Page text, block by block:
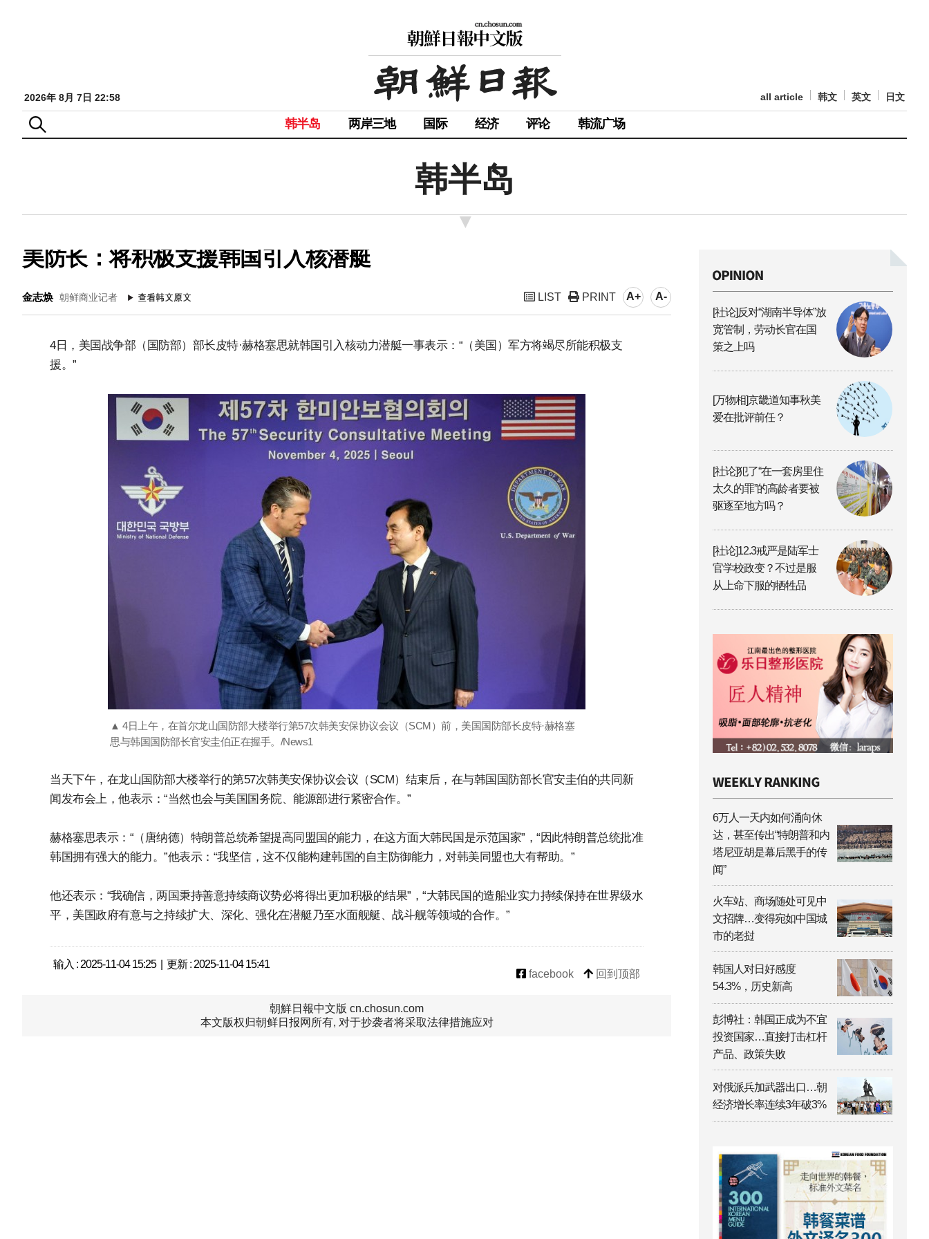
2026年 8月 7日 22:58 all article 韩文 英文 日文
韩半岛 两岸三地 国际 经济 评论 韩流广场
韩半岛
美防长：将积极支援韩国引入核潜艇
金志焕 朝鲜商业记者 LIST PRINT A+ A-
4日，美国战争部（国防部）部长皮特·赫格塞思就韩国引入核动力潜艇一事表示：“（美国）军方将竭尽所能积极支
援。”
▲ 4日上午，在首尔龙山国防部大楼举行第57次韩美安保协议会议（SCM）前，美国国防部长皮特·赫格塞
思与韩国国防部长官安圭伯正在握手。/News1
当天下午，在龙山国防部大楼举行的第57次韩美安保协议会议（SCM）结束后，在与韩国国防部长官安圭伯的共同新
闻发布会上，他表示：“当然也会与美国国务院、能源部进行紧密合作。”
赫格塞思表示：“（唐纳德）特朗普总统希望提高同盟国的能力，在这方面大韩民国是示范国家”，“因此特朗普总统批准
韩国拥有强大的能力。”他表示：“我坚信，这不仅能构建韩国的自主防御能力，对韩美同盟也大有帮助。”
他还表示：“我确信，两国秉持善意持续商议势必将得出更加积极的结果”，“大韩民国的造船业实力持续保持在世界级水
平，美国政府有意与之持续扩大、深化、强化在潜艇乃至水面舰艇、战斗舰等领域的合作。”
输入 : 2025-11-04 15:25 | 更新 : 2025-11-04 15:41
facebook
回到顶部
朝鮮日報中文版 cn.chosun.com
本文版权归朝鲜日报网所有, 对于抄袭者将采取法律措施应对
[社论]反对“湖南半导体”放
宽管制，劳动长官在国
策之上吗
[万物相]京畿道知事秋美
爱在批评前任？
[社论]犯了“在一套房里住
太久的罪”的高龄者要被
驱逐至地方吗？
[社论]12.3戒严是陆军士
官学校政变？不过是服
从上命下服的牺牲品
6万人一天内如何涌向休
达，甚至传出“特朗普和内
塔尼亚胡是幕后黑手的传
闻”
火车站、商场随处可见中
文招牌…变得宛如中国城
市的老挝
韩国人对日好感度
54.3%，历史新高
彭博社：韩国正成为不宜
投资国家…直接打击杠杆
产品、政策失败
对俄派兵加武器出口…朝
经济增长率连续3年破3%